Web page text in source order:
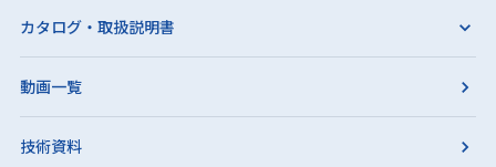
カタログ・取扱説明書
動画一覧
技術資料